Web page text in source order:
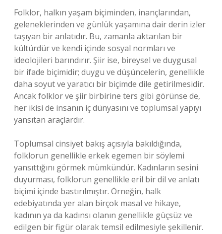
Folklor, halkın yaşam biçiminden, inançlarından,
geleneklerinden ve günlük yaşamına dair derin izler
taşıyan bir anlatıdır. Bu, zamanla aktarılan bir
kültürdür ve kendi içinde sosyal normları ve
ideolojileri barındırır. Şiir ise, bireysel ve duygusal
bir ifade biçimidir; duygu ve düşüncelerin, genellikle
daha soyut ve yaratıcı bir biçimde dile getirilmesidir.
Ancak folklor ve şiir birbirine ters gibi görünse de,
her ikisi de insanın iç dünyasını ve toplumsal yapıyı
yansıtan araçlardır.
Toplumsal cinsiyet bakış açısıyla bakıldığında,
folklorun genellikle erkek egemen bir söylemi
yansıttığını görmek mümkündür. Kadınların sesini
duyurması, folklorun genellikle eril bir dil ve anlatı
biçimi içinde bastırılmıştır. Örneğin, halk
edebiyatında yer alan birçok masal ve hikaye,
kadının ya da kadınsı olanın genellikle güçsüz ve
edilgen bir figür olarak temsil edilmesiyle şekillenir.